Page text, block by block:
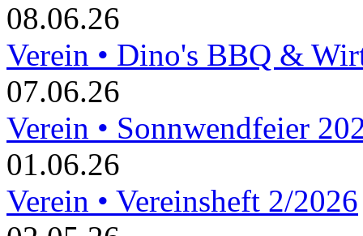
08.06.26
Verein • Dino's BBQ &
07.06.26
Verein • Sonnwendfeier
01.06.26
Verein • Vereinsheft 2/2026